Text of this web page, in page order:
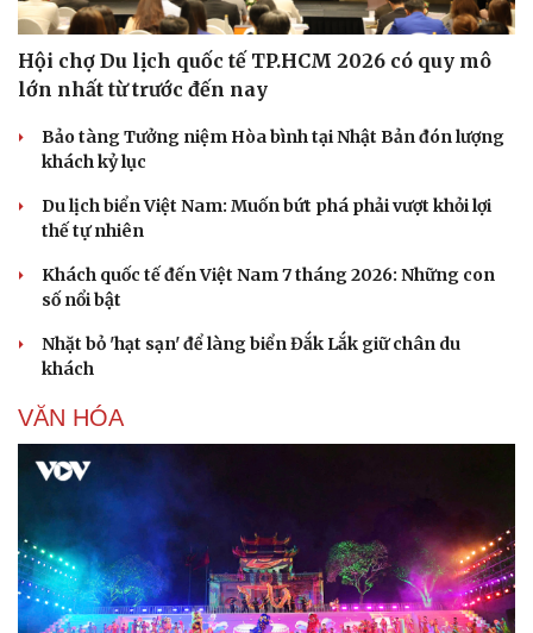
Hội chợ Du lịch quốc tế TP.HCM 2026 có quy mô
lớn nhất từ trước đến nay
Bảo tàng Tưởng niệm Hòa bình tại Nhật Bản đón lượng
khách kỷ lục
Du lịch biển Việt Nam: Muốn bứt phá phải vượt khỏi lợi
thế tự nhiên
Khách quốc tế đến Việt Nam 7 tháng 2026: Những con
số nổi bật
Nhặt bỏ 'hạt sạn' để làng biển Đắk Lắk giữ chân du
khách
VĂN HÓA